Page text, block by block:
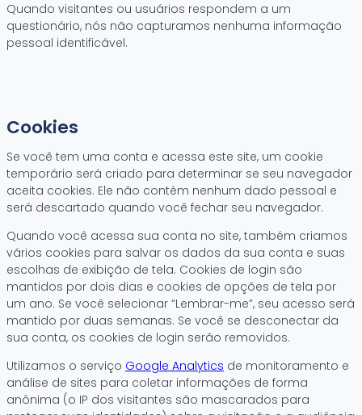
Quando visitantes ou usuários respondem a um
questionário, nós não capturamos nenhuma informação
pessoal identificável.
Cookies
Se você tem uma conta e acessa este site, um cookie
temporário será criado para determinar se seu navegador
aceita cookies. Ele não contém nenhum dado pessoal e
será descartado quando você fechar seu navegador.
Quando você acessa sua conta no site, também criamos
vários cookies para salvar os dados da sua conta e suas
escolhas de exibição de tela. Cookies de login são
mantidos por dois dias e cookies de opções de tela por
um ano. Se você selecionar “Lembrar-me”, seu acesso será
mantido por duas semanas. Se você se desconectar da
sua conta, os cookies de login serão removidos.
Utilizamos o serviço Google Analytics de monitoramento e
análise de sites para coletar informações de forma
anônima (o IP dos visitantes são mascarados para